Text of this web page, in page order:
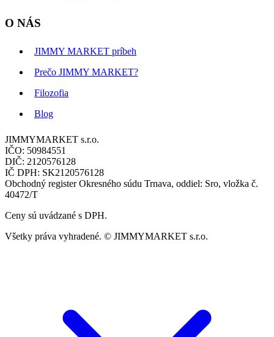
O NÁS
JIMMY MARKET príbeh
Prečo JIMMY MARKET?
Filozofia
Blog
JIMMYMARKET s.r.o.
IČO: 50984551
DIČ: 2120576128
IČ DPH: SK2120576128
Obchodný register Okresného súdu Trnava, oddiel: Sro, vložka č.
40472/T
Ceny sú uvádzané s DPH.
Všetky práva vyhradené. © JIMMYMARKET s.r.o.